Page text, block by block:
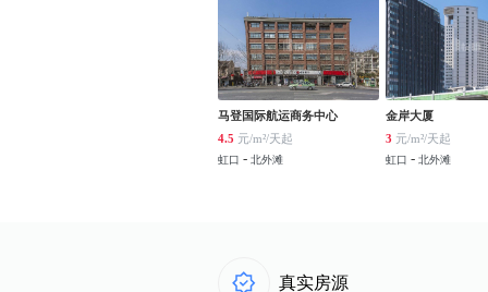
马登国际航运商务中心
4.5 元/m²/天起
虹口 - 北外滩
金岸大厦
3 元/m²/天起
虹口 - 北外滩
真实房源